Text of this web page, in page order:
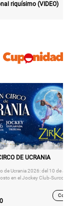
riquísimo (VIDEO)
DE UCRANIA
de Ucrania 2026: del 10 de
en el Jockey Club-Surco